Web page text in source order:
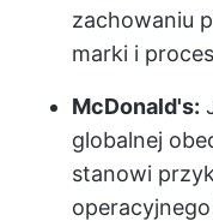
zachowaniu
marki i
McDonald's:
globalnej
stanowi